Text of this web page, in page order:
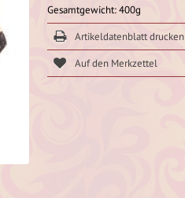
Gesamtgewicht: 400g
Artikeldatenblatt drucken